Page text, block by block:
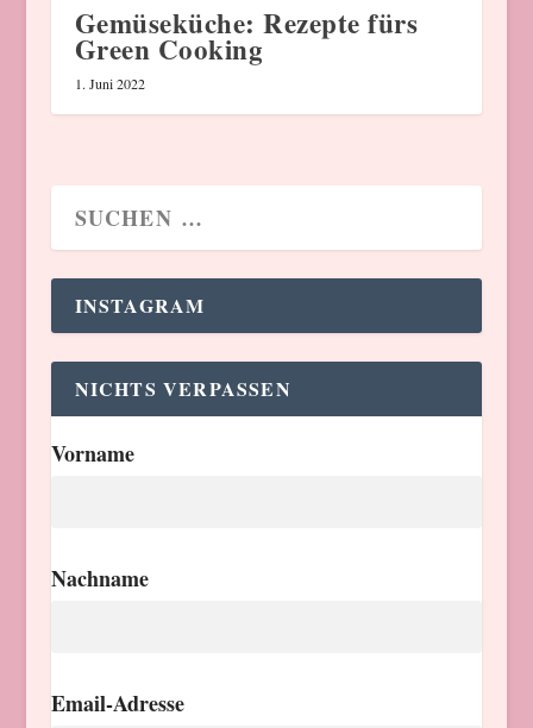
Gemüseküche: Rezepte fürs
Green Cooking
1. Juni 2022
INSTAGRAM
NICHTS VERPASSEN
Vorname
Nachname
Email-Adresse